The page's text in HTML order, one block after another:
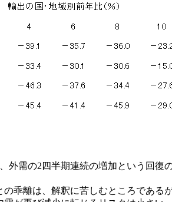
需の2四半期連続の増加という回復
乖離は、解釈に苦しむところである